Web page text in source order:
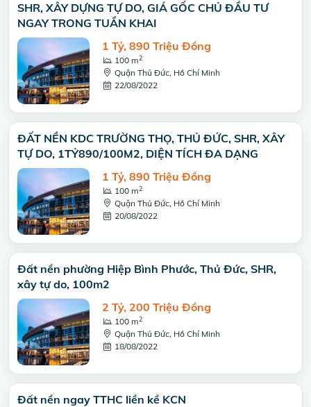
SHR, XÂY DỰNG TỰ DO, GIÁ GỐC CHỦ ĐẦU TƯ
NGAY TRONG TUẦN KHAI
1 Tỷ, 890 Triệu Đồng
100 m2
Quận Thủ Đức, Hồ Chí Minh
22/08/2022
ĐẤT NỀN KDC TRƯỜNG THỌ, THỦ ĐỨC, SHR, XÂY
TỰ DO, 1TỶ890/100M2, DIỆN TÍCH ĐA DẠNG
1 Tỷ, 890 Triệu Đồng
100 m2
Quận Thủ Đức, Hồ Chí Minh
20/08/2022
Đất nền phường Hiệp Bình Phước, Thủ Đức, SHR,
xây tự do, 100m2
2 Tỷ, 200 Triệu Đồng
100 m2
Quận Thủ Đức, Hồ Chí Minh
18/08/2022
Đất nền ngay TTHC liền kề KCN